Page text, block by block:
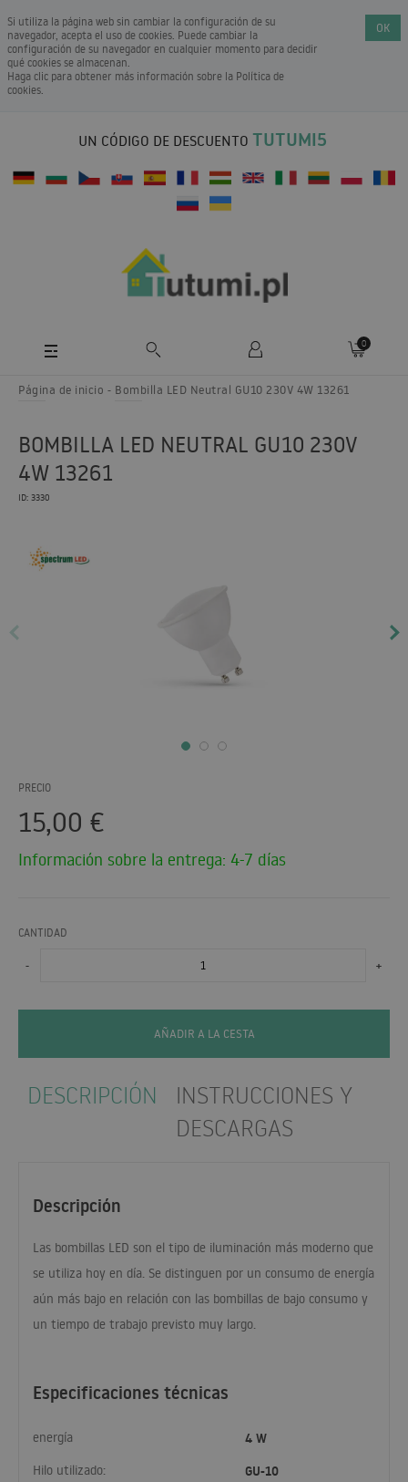
Si utiliza la página web sin cambiar la configuración de su
navegador, acepta el uso de cookies. Puede cambiar la
configuración de su navegador en cualquier momento para decidir
qué cookies se almacenan.
Haga clic para obtener más información sobre la Política de
cookies.
OK
UN CÓDIGO DE DESCUENTO TUTUMI5
0
Página de inicio Bombilla LED Neutral GU10 230V 4W 13261
BOMBILLA LED NEUTRAL GU10 230V
4W 13261
ID: 3330
PRECIO
15,00 €
Información sobre la entrega: 4-7 días
CANTIDAD
- +
AÑADIR A LA CESTA
DESCRIPCIÓN
INSTRUCCIONES Y
DESCARGAS
Especificaciones técnicas
energía 4 W
Hilo utilizado: GU-10
Descripción
Las bombillas LED son el tipo de iluminación más moderno que
se utiliza hoy en día. Se distinguen por un consumo de energía
aún más bajo en relación con las bombillas de bajo consumo y
un tiempo de trabajo previsto muy largo.